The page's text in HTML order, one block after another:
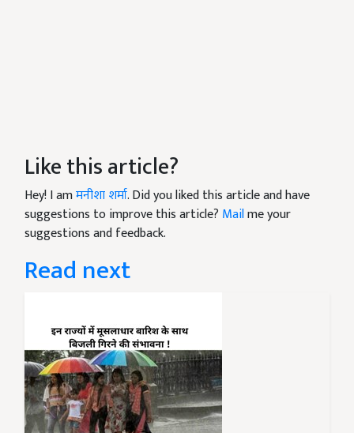
Like this article?
Hey! I amमनीशा शर्मा. Did you liked this article and have
suggestions to improve this article? Mailme your
suggestions and feedback.
Read next